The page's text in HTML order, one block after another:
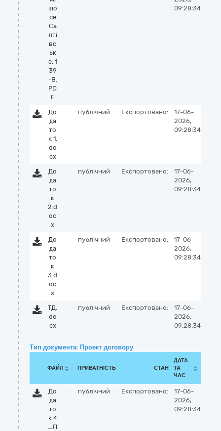
шо
се
Са
лті
вс
ьк
е, 1
39
-В.
PD
F
09:28:34
До
да
то
к 1.
do
cx
публічний Експортовано:
17-06-
2026,
09:28:34
До
да
то
к
2.d
oc
x
публічний Експортовано:
17-06-
2026,
09:28:34
До
да
то
к
3.d
oc
x
публічний Експортовано:
17-06-
2026,
09:28:34
ТД.
do
cx
публічний Експортовано:
17-06-
2026,
09:28:34
Тип документа: Проект договору
ФАЙЛ ПРИВАТНІСТЬ СТАН
ДАТА
ТА
ЧАС
До
да
то
к 4
_П
публічний Експортовано:
17-06-
2026,
09:28:34